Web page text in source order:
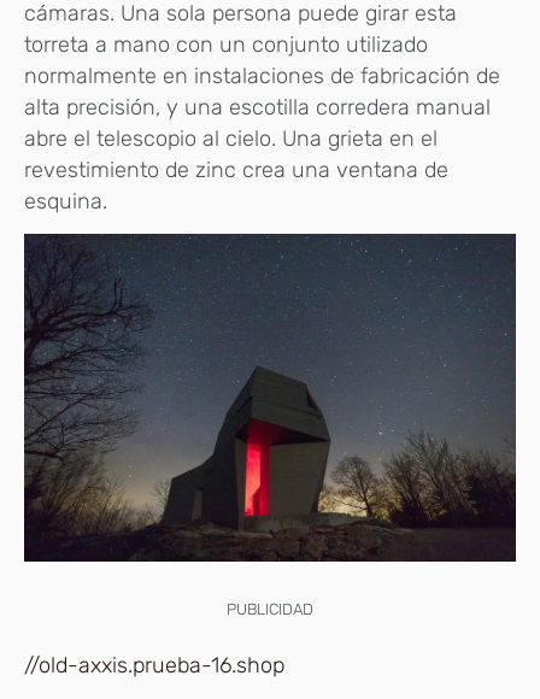
cámaras. Una sola persona puede girar esta
torreta a mano con un conjunto utilizado
normalmente en instalaciones de fabricación de
alta precisión, y una escotilla corredera manual
abre el telescopio al cielo. Una grieta en el
revestimiento de zinc crea una ventana de
esquina.
PUBLICIDAD
//old-axxis.prueba-16.shop